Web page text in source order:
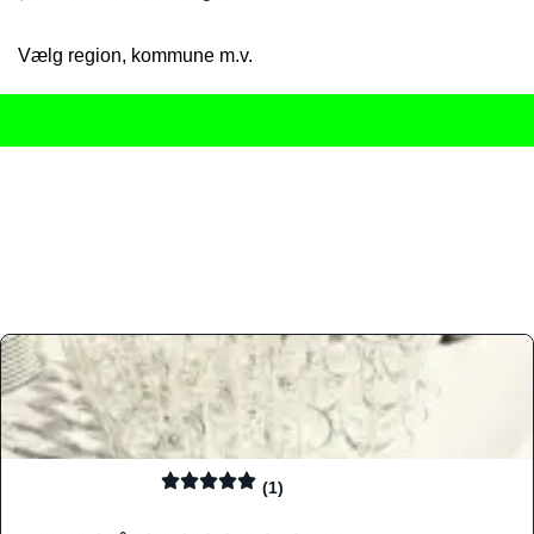
Vælg region, kommune m.v.
(1)